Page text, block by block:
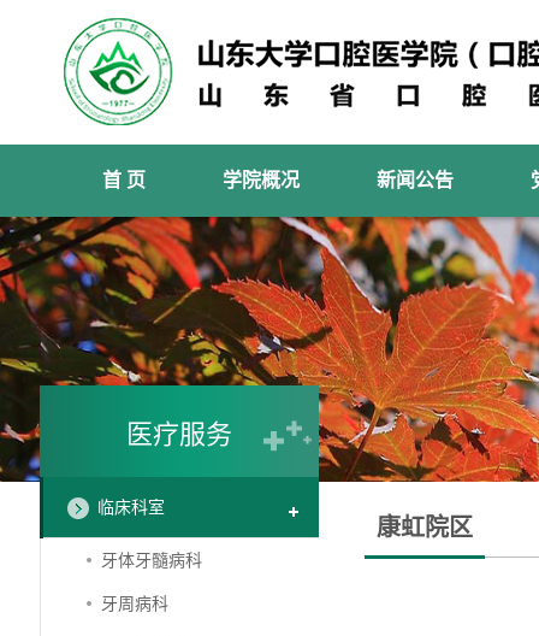
首 页 学院概况 新闻公告
医疗服务
临床科室
牙体牙髓病科
牙周病科
康虹院区